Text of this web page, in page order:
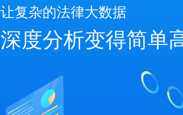
让复杂的法律大数据
深度分析变得简单